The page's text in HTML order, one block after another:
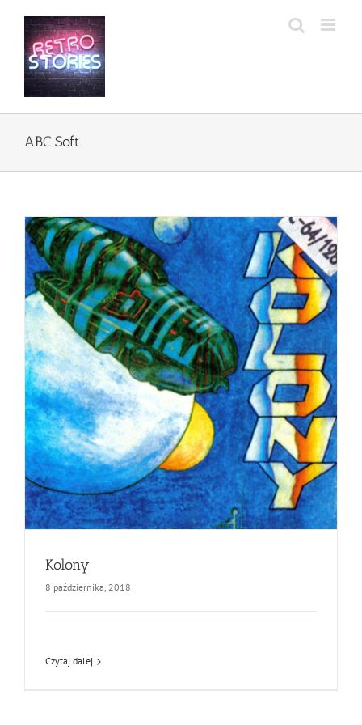
zawartości
ABC Soft
Kolony
8 października, 2018
Czytaj dalej